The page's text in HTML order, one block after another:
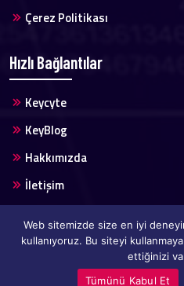
Çerez Politikası
Hızlı Bağlantılar
Keycyte
KeyBlog
Hakkımızda
İletişim
Copyright @2024
Hizmet Bağlantıları Şartlar
Web sitemizde size en iyi
kullanıyoruz. Bu siteyi
ettiğinizi
Tümünü Kabul Et